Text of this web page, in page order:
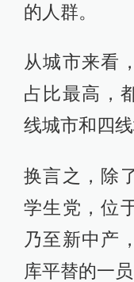
的人群。
从城市来看
占比最高，
线城市和四线
换言之，除
学生党，位
乃至新中产
库平替的一员